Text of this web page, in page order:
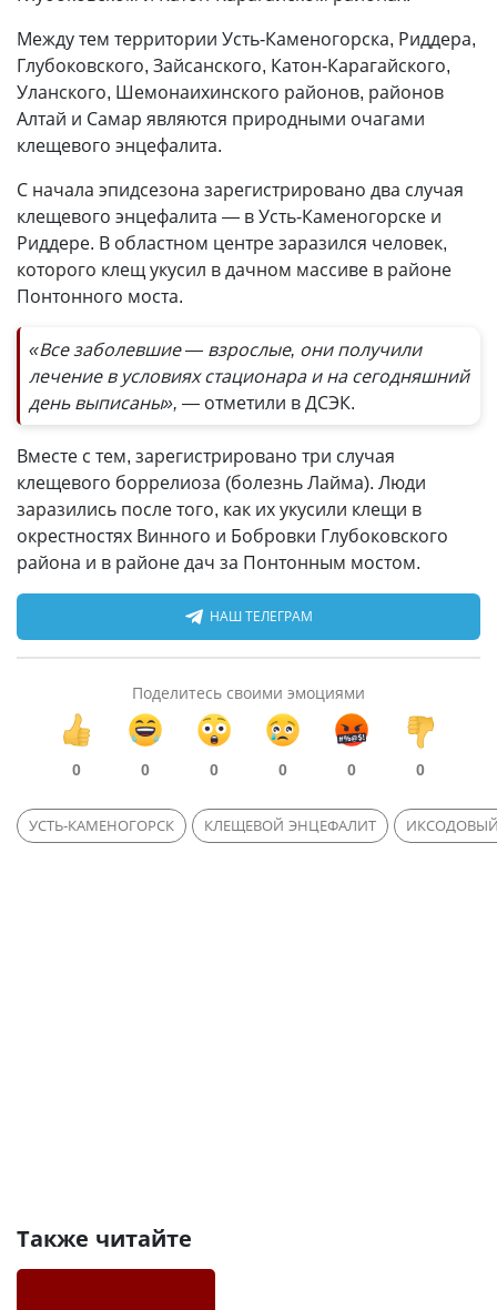
Между тем территории Усть-Каменогорска, Риддера,
Глубоковского, Зайсанского, Катон-Карагайского,
Уланского, Шемонаихинского районов, районов
Алтай и Самар являются природными очагами
клещевого энцефалита.
С начала эпидсезона зарегистрировано два случая
клещевого энцефалита — в Усть-Каменогорске и
Риддере. В областном центре заразился человек,
которого клещ укусил в дачном массиве в районе
Понтонного моста.
«Все заболевшие— взрослые, они получили
лечение в условиях стационара и на сегодняшний
день выписаны», — отметили в ДСЭК.
Вместе с тем, зарегистрировано три случая
клещевого боррелиоза (болезнь Лайма). Люди
заразились после того, как их укусили клещи в
окрестностях Винного и Бобровки Глубоковского
района и в районе дач за Понтонным мостом.
НАШ ТЕЛЕГРАМ
Поделитесь своими эмоциями
0 0 0 0 0 0
УСТЬ-КАМЕНОГОРСК КЛЕЩЕВОЙ ЭНЦЕФАЛИТ
Также читайте